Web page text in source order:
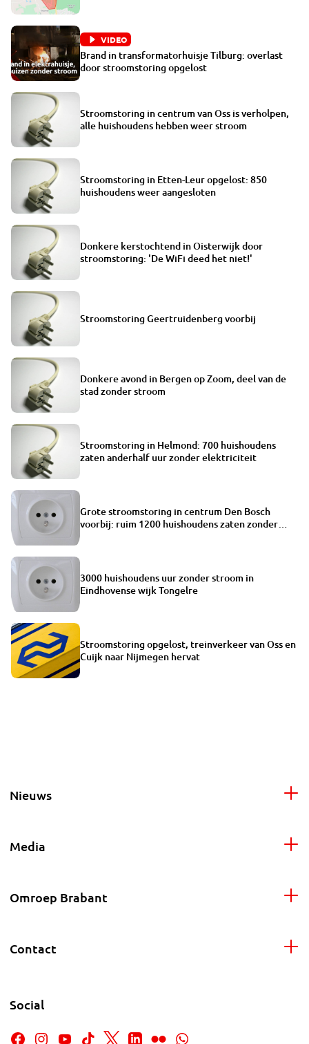
VIDEO
Brand in transformatorhuisje Tilburg: overlast
door stroomstoring opgelost
Stroomstoring in centrum van Oss is verholpen,
alle huishoudens hebben weer stroom
Stroomstoring in Etten-Leur opgelost: 850
huishoudens weer aangesloten
Donkere kerstochtend in Oisterwijk door
stroomstoring: 'De WiFi deed het niet!'
Stroomstoring Geertruidenberg voorbij
Donkere avond in Bergen op Zoom, deel van de
stad zonder stroom
Stroomstoring in Helmond: 700 huishoudens
zaten anderhalf uur zonder elektriciteit
Grote stroomstoring in centrum Den Bosch
voorbij: ruim 1200 huishoudens zaten zonder
3000 huishoudens uur zonder stroom in
Eindhovense wijk Tongelre
Stroomstoring opgelost, treinverkeer van Oss en
Cuijk naar Nijmegen hervat
Nieuws
Media
Omroep Brabant
Contact
Social